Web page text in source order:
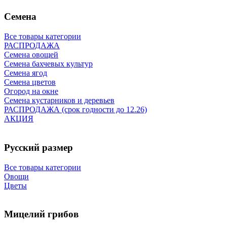
Семена
Все товары категории
РАСПРОДАЖА
Семена овощей
Семена бахчевых культур
Семена ягод
Семена цветов
Огород на окне
Семена кустарников и деревьев
РАСПРОДАЖА (срок годности до 12.26)
АКЦИЯ
Русский размер
Все товары категории
Овощи
Цветы
Мицелий грибов